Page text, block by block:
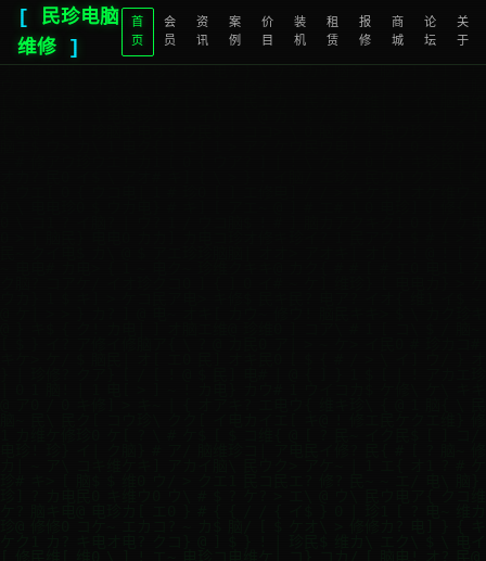
[
民珍电脑
维修
]
首
页
会
员
资
讯
案
例
价
目
装
机
租
赁
报
修
商
城
论
坛
关
于